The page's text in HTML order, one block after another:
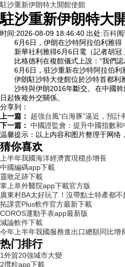
駐沙重新伊朗特大開館使館
駐沙重新伊朗特大
时间:2026-08-09 18:46:40 出处:百科
6月6日，伊朗在沙特阿拉伯利雅得
新華社利雅得6月6日電（記者胡冠
比格德利在複館儀式上說：“我們認
6月6日，驻沙重新在沙特阿拉伯利
伊朗駐沙特大使館位於沙特首都利雅
沙特與伊朗2016年斷交。在中國斡
日起恢複外交關係。
分享到：
上一篇：
超強台風“白海豚”逼近，預計
下一篇： 中國證監會：提升中國指數
温馨提示： 以上内容和图片整理于网络
猜你喜欢
上半年我國海洋經濟實現穩步增長
中國編碼app下載
靈敢足跡下載
掌上阜外醫院app下載官方版
廣東村BA太好玩了！沒帶點土特產都
拓課雲Plus軟件官方最新下載
COROS運動手表app最新版
減論軟件下載
今年上半年我國服務進出口總額同比增
热门排行
1外貿20強城市大變
2攢粒app下載